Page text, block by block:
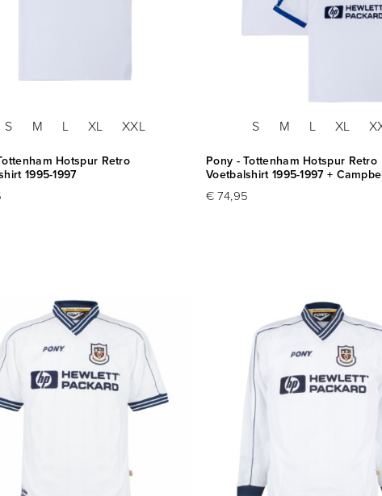
S M L XL XXL
Hotspur Retro
1995-1997
S M L XL
Pony - Tottenham Hotspur Retro
Voetbalshirt 1995-1997 +
€ 74,95